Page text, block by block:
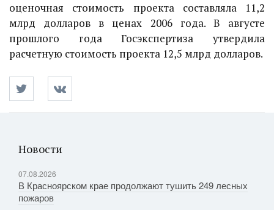
оценочная стоимость проекта составляла 11,2
млрд долларов в ценах 2006 года. В августе
прошлого года Госэкспертиза утвердила
расчетную стоимость проекта 12,5 млрд долларов.
Новости
07.08.2026
В Красноярском крае продолжают тушить 249 лесных
пожаров